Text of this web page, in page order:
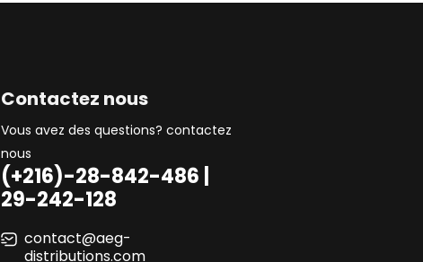
Contactez nous
Vous avez des questions? contactez
nous
(+216)-28-842-486 |
29-242-128
contact@aeg-
distributions.com